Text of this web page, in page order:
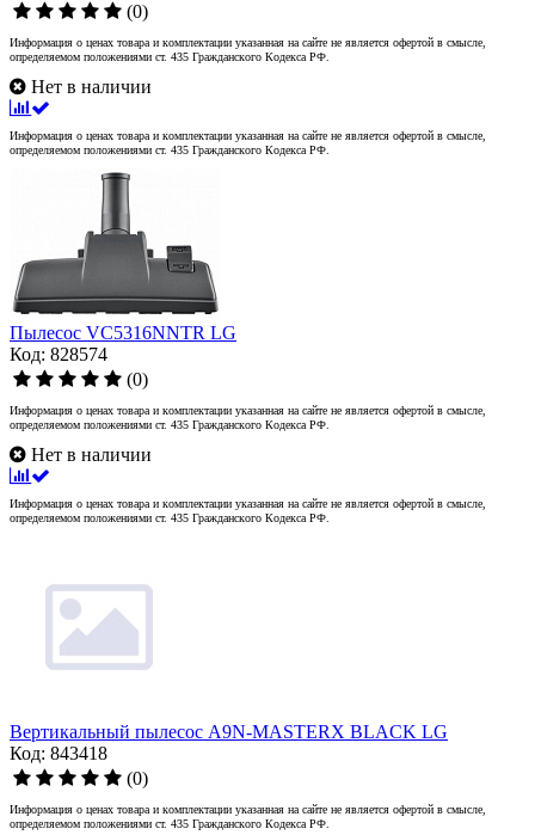
(0)
Информация о ценах товара и комплектации указанная на сайте не является офертой в смысле,
определяемом положениями ст. 435 Гражданского Кодекса РФ.
Нет в наличии
Информация о ценах товара и комплектации указанная на сайте не является офертой в смысле,
определяемом положениями ст. 435 Гражданского Кодекса РФ.
Пылесос VC5316NNTR LG
Код: 828574
(0)
Информация о ценах товара и комплектации указанная на сайте не является офертой в смысле,
определяемом положениями ст. 435 Гражданского Кодекса РФ.
Нет в наличии
Информация о ценах товара и комплектации указанная на сайте не является офертой в смысле,
определяемом положениями ст. 435 Гражданского Кодекса РФ.
Вертикальный пылесос A9N-MASTERX BLACK LG
Код: 843418
(0)
Информация о ценах товара и комплектации указанная на сайте не является офертой в смысле,
определяемом положениями ст. 435 Гражданского Кодекса РФ.